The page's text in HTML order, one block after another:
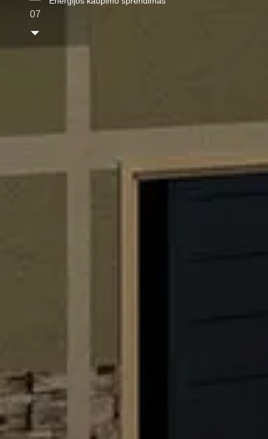
07